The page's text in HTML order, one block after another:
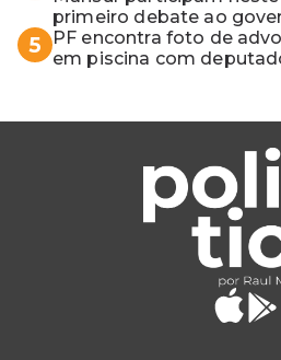
primeiro debate ao
5
PF encontra foto de
em piscina com